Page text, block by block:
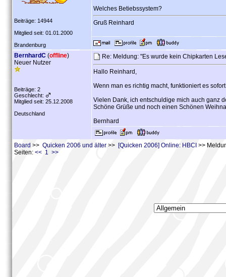
Beiträge: 14944
Mitglied seit: 01.01.2000
Brandenburg
Welches Betiebssystem?
Gruß Reinhard
BernhardC (offline)
Neuer Nutzer
Beiträge: 2
Geschlecht:
Mitglied seit: 25.12.2008
Deutschland
Re: Meldung: "Es wurde kein Chipkarten
Hallo Reinhard,
Wenn man es richtig macht, funktioniert es
Vielen Dank, ich entschuldige mich auch ganz
Schöne Grüße und noch einen Schönen
Bernhard
Board >> Quicken 2006 und älter >> [Quicken 2006] Online: HBCI >>
Seiten: << 1 >>